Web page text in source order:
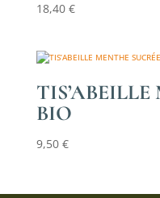
18,40 €
BIO
9,50 €